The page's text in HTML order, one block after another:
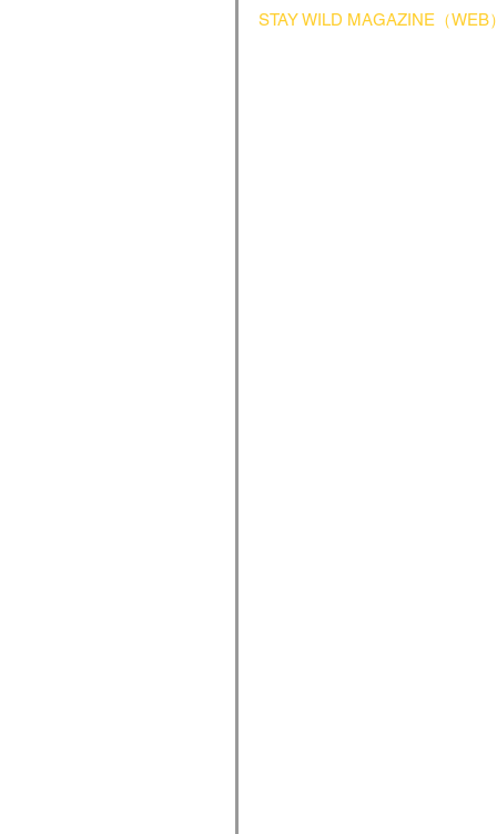
STAY WILD MAGAZINE（WEB